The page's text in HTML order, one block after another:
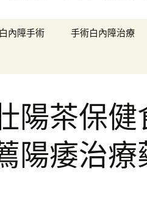
內障手術 手術白內障治療
陽茶保健
陽痿治療